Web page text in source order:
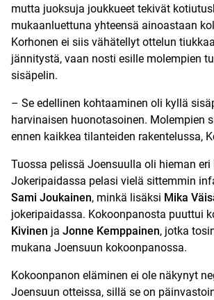
mutta juoksuja joukkueet tekivät
mukaanluettuna yhteensä ainoastaan
Korhonen ei siis vähätellyt ottelun
jännitystä, vaan nosti esille molempien
sisäpelin.
– Se edellinen kohtaaminen oli kyllä
harvinaisen huonotasoinen. Molempien
ennen kaikkea tilanteiden rakentelussa,
Tuossa pelissä Joensuulla oli hieman eri
Jokeripaidassa pelasi vielä sittemmin
Sami Joukainen, minkä lisäksi Mika
jokeripaidassa. Kokoonpanosta puuttui
Kivinen ja Jonne Kemppainen, jotka
mukana Joensuun kokoonpanossa.
Kokoonpanon eläminen ei ole näkynyt
Joensuun otteissa, sillä se on